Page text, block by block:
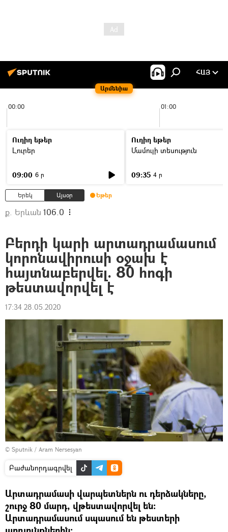
Արմենիա
ՀԱՅ
00:00 01:00
Ուղիղ եթեր
Լուրեր
09:00 6 ր
Ուղիղ եթեր
Մամուլի տեսություն
09:35 4 ր
Երեկ Այսօր Եթեր
ք. Երևան 106.0
Բերդի կարի արտադրամասում
կորոնավիրուսի օջախ է
հայտնաբերվել. 80 հոգի
թեստավորվել է
17:34 28.05.2020
© Sputnik / Aram Nersesyan
Բաժանորդագրվել
Արտադրամասի վարպետներն ու դերձակները,
շուրջ 80 մարդ, վթեստավորվել են:
Արտադրամասում սպասում են թեստերի